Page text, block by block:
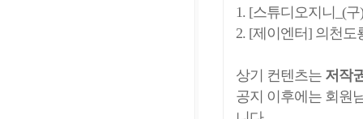
1. [스튜디오지니_(
2. [제이엔터] 의천도
상기 컨텐츠는 저작
공지 이후에는 회원